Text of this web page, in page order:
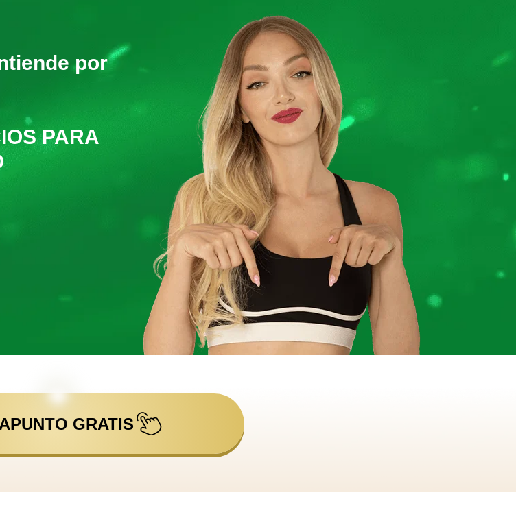
por
PARA
GRATIS